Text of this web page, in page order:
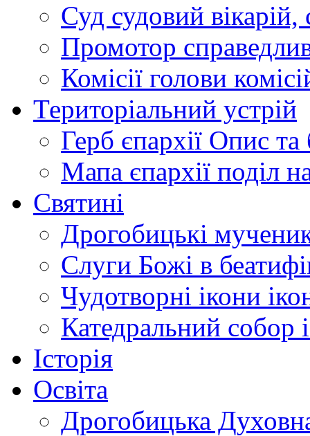
Суд судовий вікарій,
Промотор
Комісії голови
Територіальний устрій
Герб єпархії Опис та
Мапа єпархії поділ
Святині
Дрогобицькі
Слуги Божі в
Чудотворні ікони
Катедральний собор
Історія
Освіта
Дрогобицька